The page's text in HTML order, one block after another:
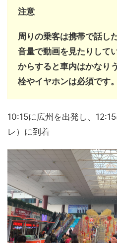
注意
周りの乗客は携帯で話し
音量で動画を見たりして
からすると車内はかなり
栓やイヤホンは必須です。
10:15に広州を出発し、
レ）に到着